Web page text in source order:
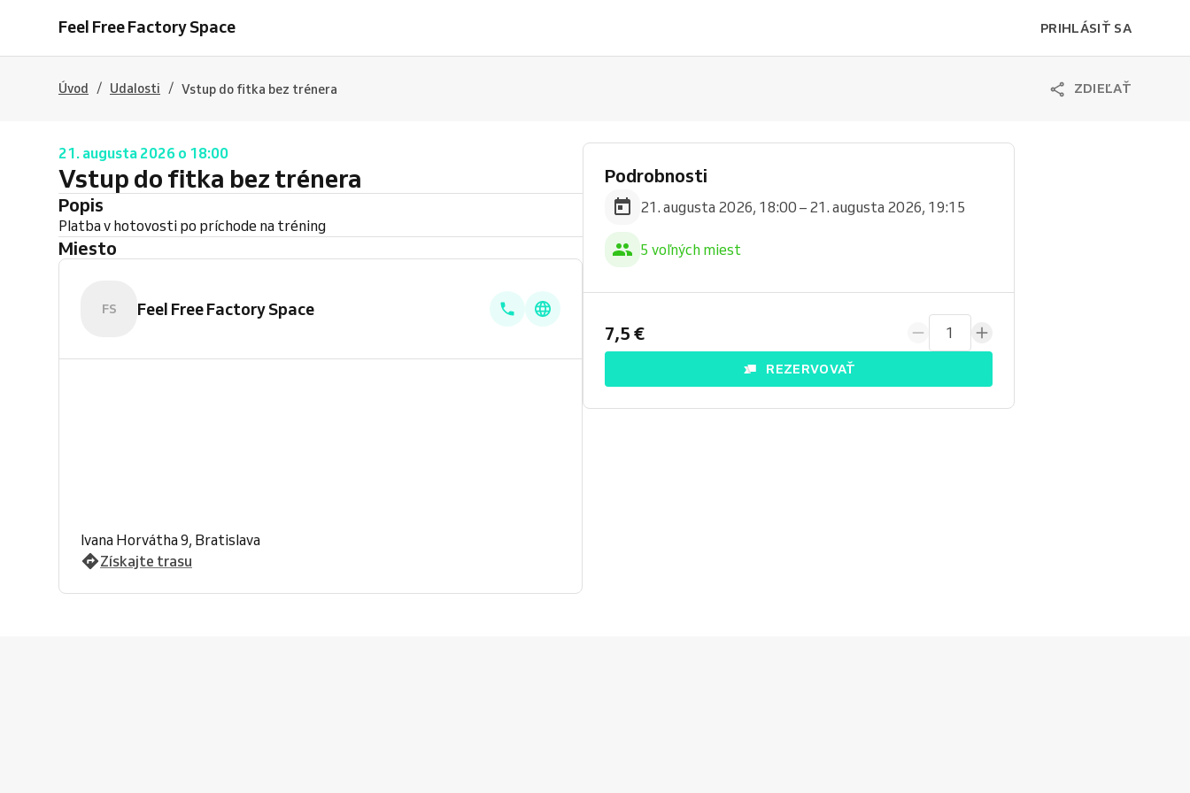
Feel Free Factory Space PRIHLÁSIŤ SA
Úvod / Udalosti / Vstup do fitka bez trénera ZDIEĽAŤ
21. augusta 2026 o 18:00
Vstup do fitka bez trénera
Popis
Platba v hotovosti po príchode na tréning
Miesto
FS Feel Free Factory Space
Ivana Horvátha 9, Bratislava
Získajte trasu
Podrobnosti
21. augusta 2026, 18:00 – 21. augusta 2026, 19:15
5 voľných miest
7,5 € 1
REZERVOVAŤ